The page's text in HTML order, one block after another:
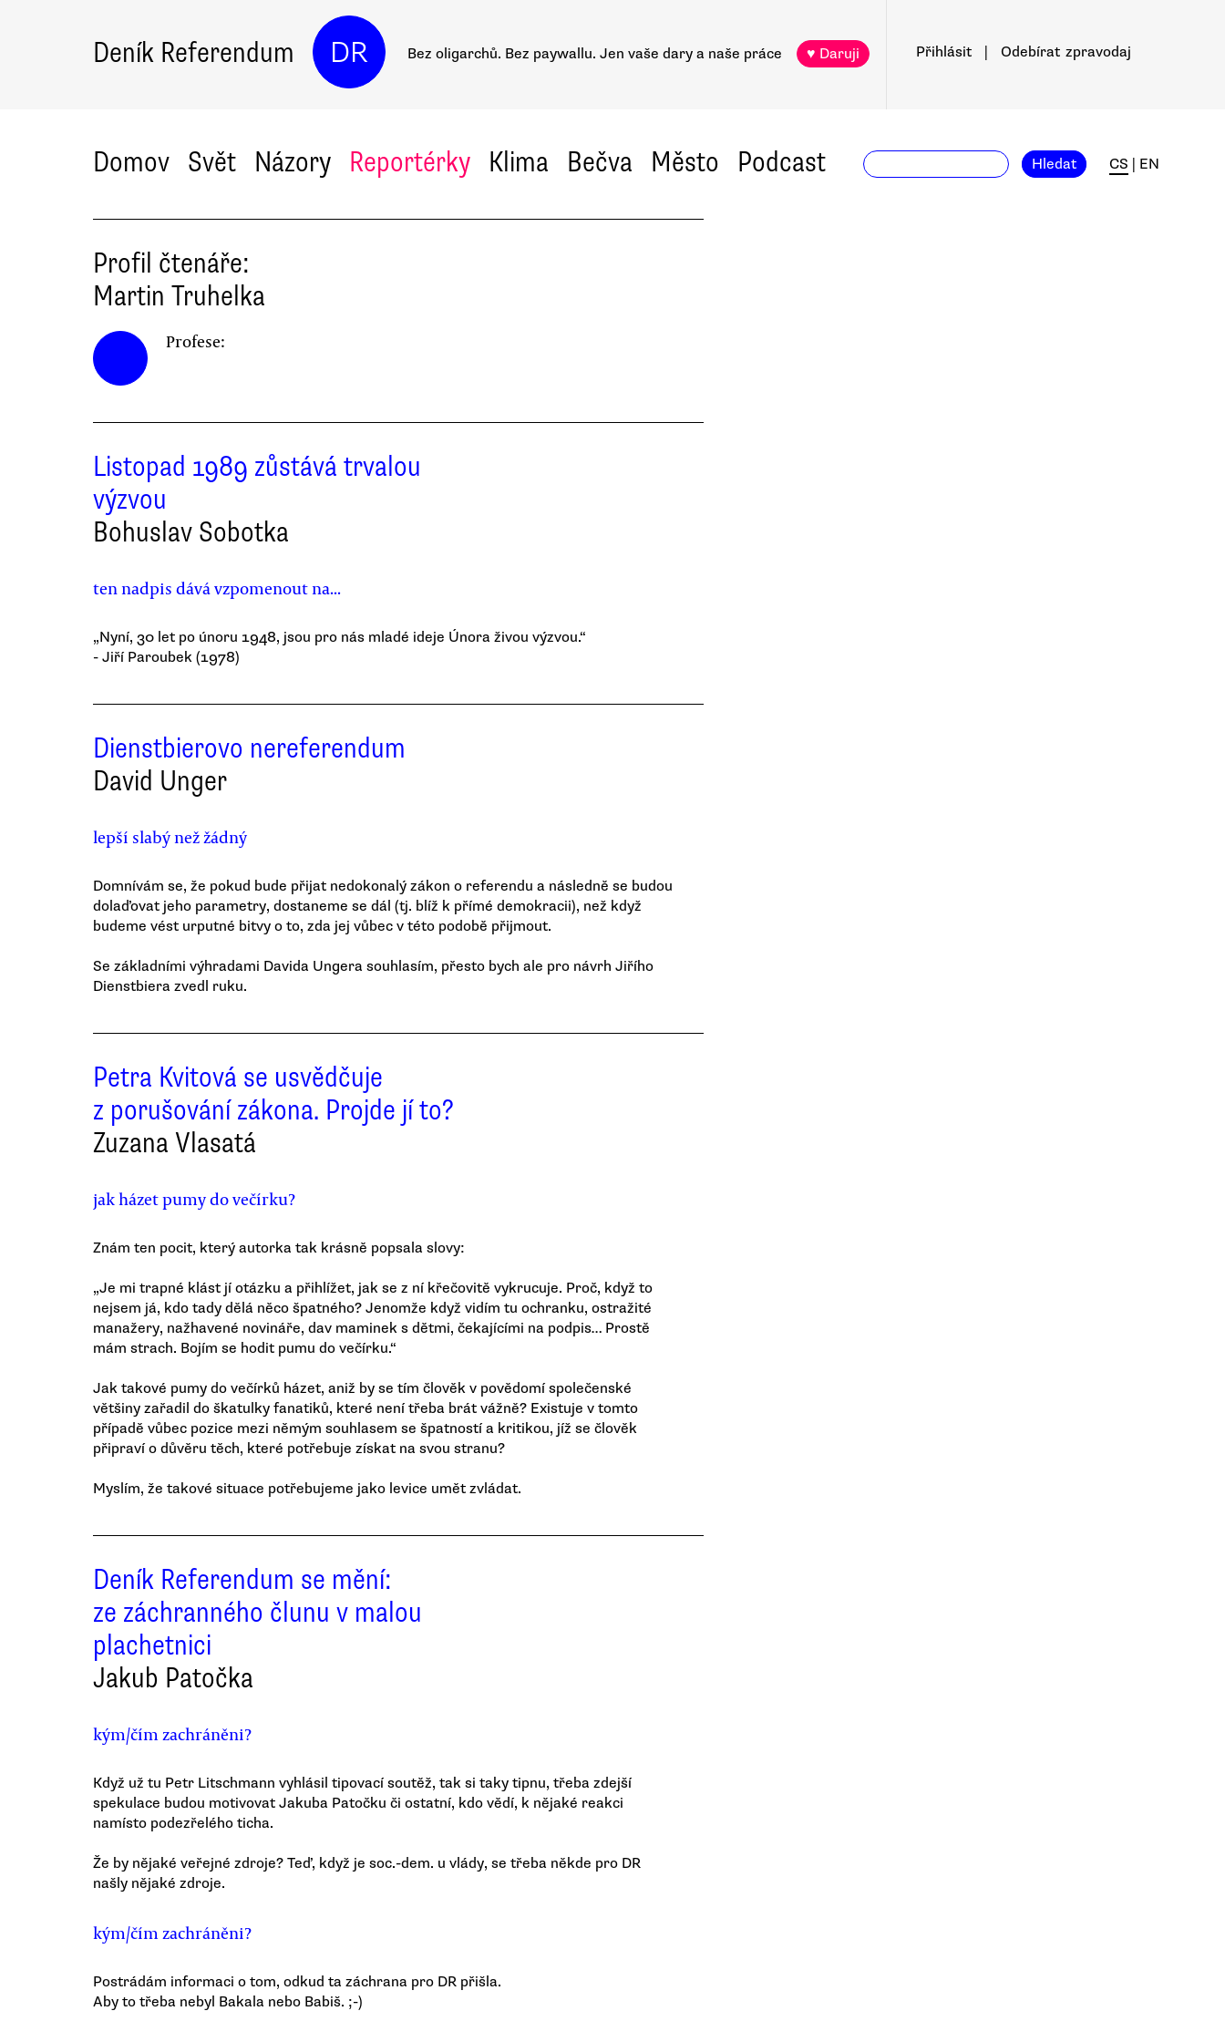
Deník Referendum DR Bez oligarchů. Bez paywallu. Jen vaše dary a naše práce ♥ Daruji Přihlásit Odebírat zpravodaj
Domov Svět Názory Reportérky Klima Bečva Město Podcast Hledat CS EN
Profil čtenáře:
Martin Truhelka
Profese:
Listopad 1989 zůstává trvalou
výzvou
Bohuslav Sobotka
ten nadpis dává vzpomenout na...
„Nyní, 30 let po únoru 1948, jsou pro nás mladé ideje Února živou výzvou.“
- Jiří Paroubek (1978)
Dienstbierovo nereferendum
David Unger
lepší slabý než žádný
Domnívám se, že pokud bude přijat nedokonalý zákon o referendu a následně se budou
dolaďovat jeho parametry, dostaneme se dál (tj. blíž k přímé demokracii), než když
budeme vést urputné bitvy o to, zda jej vůbec v této podobě přijmout.
Se základními výhradami Davida Ungera souhlasím, přesto bych ale pro návrh Jiřího
Dienstbiera zvedl ruku.
Petra Kvitová se usvědčuje
z porušování zákona. Projde jí to?
Zuzana Vlasatá
jak házet pumy do večírku?
Znám ten pocit, který autorka tak krásně popsala slovy:
„Je mi trapné klást jí otázku a přihlížet, jak se z ní křečovitě vykrucuje. Proč, když to
nejsem já, kdo tady dělá něco špatného? Jenomže když vidím tu ochranku, ostražité
manažery, nažhavené novináře, dav maminek s dětmi, čekajícími na podpis… Prostě
mám strach. Bojím se hodit pumu do večírku.“
Jak takové pumy do večírků házet, aniž by se tím člověk v povědomí společenské
většiny zařadil do škatulky fanatiků, které není třeba brát vážně? Existuje v tomto
případě vůbec pozice mezi němým souhlasem se špatností a kritikou, jíž se člověk
připraví o důvěru těch, které potřebuje získat na svou stranu?
Myslím, že takové situace potřebujeme jako levice umět zvládat.
Deník Referendum se mění:
ze záchranného člunu v malou
plachetnici
Jakub Patočka
kým/čím zachráněni?
Když už tu Petr Litschmann vyhlásil tipovací soutěž, tak si taky tipnu, třeba zdejší
spekulace budou motivovat Jakuba Patočku či ostatní, kdo vědí, k nějaké reakci
namísto podezřelého ticha.
Že by nějaké veřejné zdroje? Teď, když je soc.-dem. u vlády, se třeba někde pro DR
našly nějaké zdroje.
kým/čím zachráněni?
Postrádám informaci o tom, odkud ta záchrana pro DR přišla.
Aby to třeba nebyl Bakala nebo Babiš. ;-)